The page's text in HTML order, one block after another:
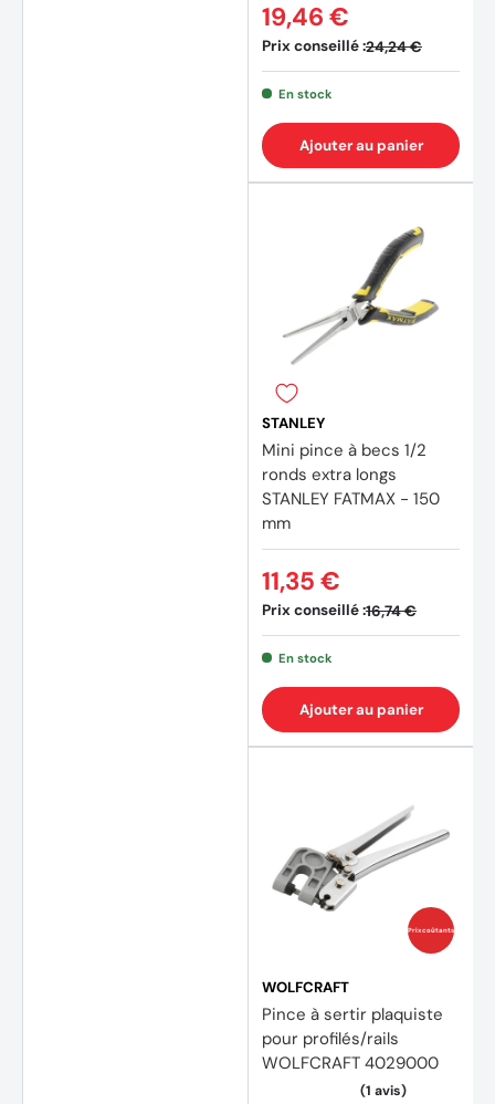
Prix conseillé :24,24 €
19,46 €
En stock
Ajouter au panier
STANLEY
Mini pince à becs 1/2
ronds extra longs
STANLEY FATMAX - 150
mm
Prix conseillé :16,74 €
11,35 €
En stock
Ajouter au panier
Prix coûtants
WOLFCRAFT
Pince à sertir plaquiste
pour profilés/rails
WOLFCRAFT 4029000